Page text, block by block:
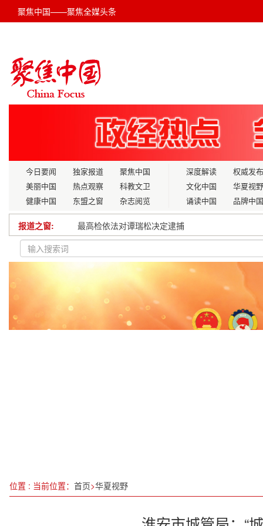
聚焦中国——聚焦全媒头条
今日要闻 独家报道
聚焦中国
美丽中国
热点观察
科教文卫
健康中国
东盟之窗 杂志阅览
深度解读
权威发布
文化中国
华夏视野
诵读中国
品牌中国
报道之窗:
第十八届全国大学生信息安全竞赛（创新实践能
提高全民健康素养 筑牢癌症防控网络
长三角一体化，更好“先行探路、引领示范、辐射带
全省各地多举措备战春防
位置 : 当前位置： 首页>华夏视野